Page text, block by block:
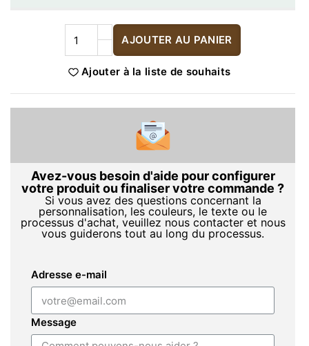
AJOUTER AU PANIER
Ajouter à la liste de souhaits
Avez-vous besoin d'aide pour configurer
votre produit ou finaliser votre commande ?
Si vous avez des questions concernant la
personnalisation, les couleurs, le texte ou le
processus d'achat, veuillez nous contacter et nous
vous guiderons tout au long du processus.
Adresse e-mail
Message